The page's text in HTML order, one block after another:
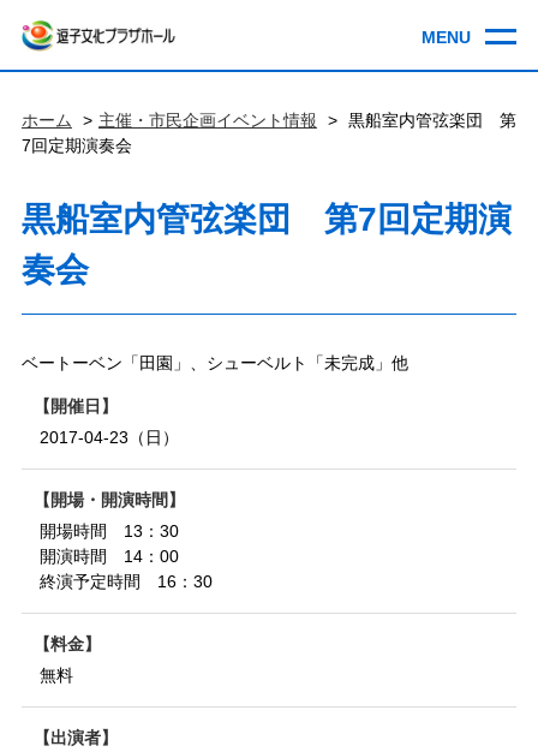
ホーム 主催・市民企画イベント情報
黒船室内管弦楽団 第
7回定期演奏会
黒船室内管弦楽団 第7回定期演
奏会
ベートーベン「田園」、シューベルト「未完成」他
開催日
2017-04-23（日）
開場・開演時間
開場時間 13：30
開演時間 14：00
終演予定時間 16：30
料金
無料
出演者